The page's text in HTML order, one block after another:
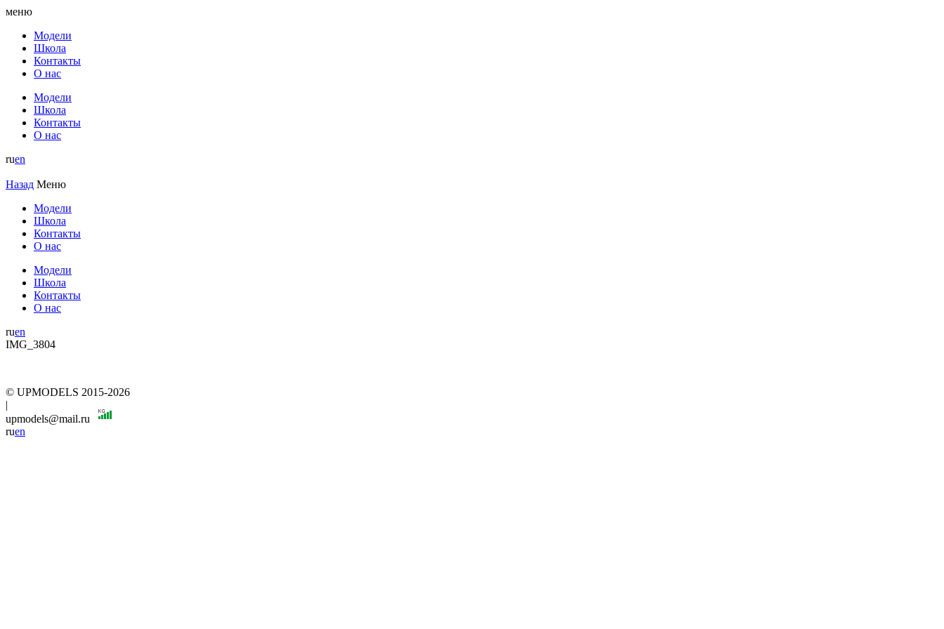
меню
Модели
Школа
Контакты
О нас
Модели
Школа
Контакты
О нас
ruen
Назад Меню
Модели
Школа
Контакты
О нас
Модели
Школа
Контакты
О нас
ruen
IMG_3804
© UPMODELS 2015-2026
|
upmodels@mail.ru
ruen